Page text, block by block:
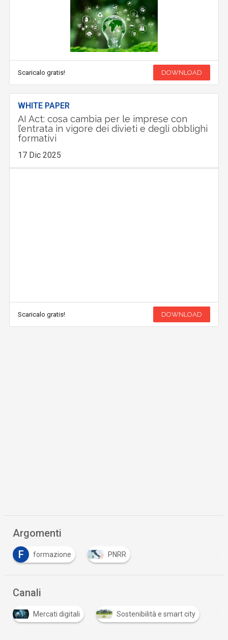
Scaricalo gratis! DOWNLOAD
WHITE PAPER
AI Act: cosa cambia per le imprese con
l’entrata in vigore dei divieti e degli obblighi
formativi
17 Dic 2025
Scaricalo gratis! DOWNLOAD
Argomenti
F
formazione PNRR
Canali
Mercati digitali Sostenibilità e smart city